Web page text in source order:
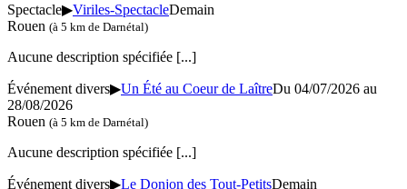
Spectacle▶Viriles-SpectacleDemain
Rouen (à 5 km de Darnétal)
Aucune description spécifiée [...]
Événement divers▶Un Été au Coeur de LaîtreDu 04/07/2026 au
28/08/2026
Rouen (à 5 km de Darnétal)
Aucune description spécifiée [...]
Événement divers▶Le Donjon des Tout-PetitsDemain